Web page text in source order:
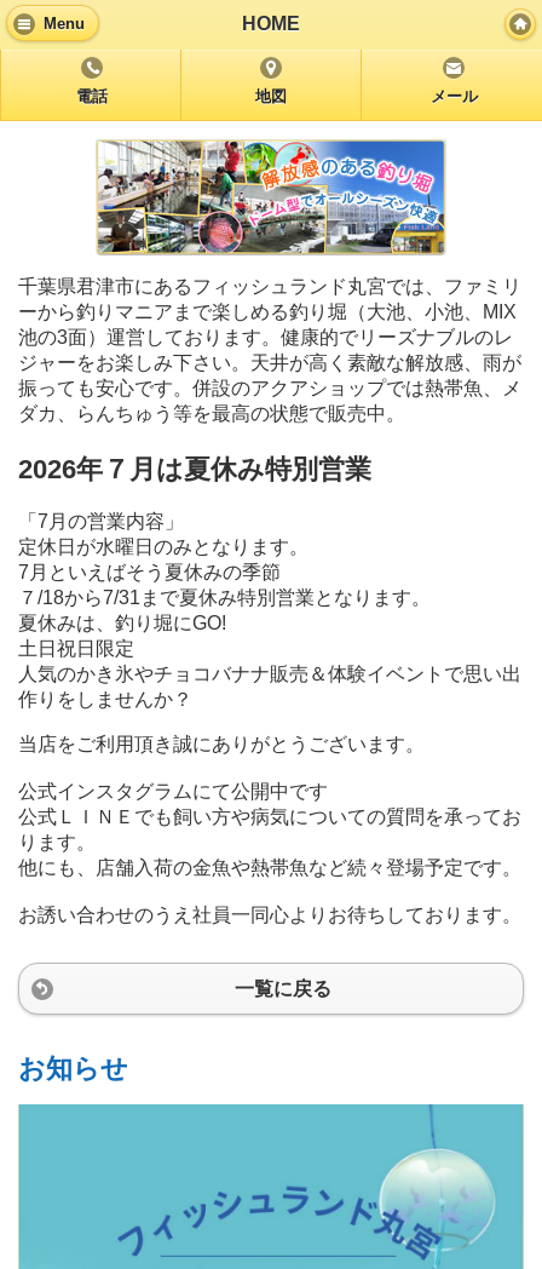
Menu HOME
電話 地図 メール
千葉県君津市にあるフィッシュランド丸宮では、ファミリ
ーから釣りマニアまで楽しめる釣り堀（大池、小池、MIX
池の3面）運営しております。健康的でリーズナブルのレ
ジャーをお楽しみ下さい。天井が高く素敵な解放感、雨が
振っても安心です。併設のアクアショップでは熱帯魚、メ
ダカ、らんちゅう等を最高の状態で販売中。
2026年７月は夏休み特別営業
「7月の営業内容」
定休日が水曜日のみとなります。
7月といえばそう夏休みの季節
７/18から7/31まで夏休み特別営業となります。
夏休みは、釣り堀にGO!
土日祝日限定
人気のかき氷やチョコバナナ販売＆体験イベントで思い出
作りをしませんか？
当店をご利用頂き誠にありがとうございます。
公式インスタグラムにて公開中です
公式ＬＩＮＥでも飼い方や病気についての質問を承ってお
ります。
他にも、店舗入荷の金魚や熱帯魚など続々登場予定です。
お誘い合わせのうえ社員一同心よりお待ちしております。
一覧に戻る
お知らせ